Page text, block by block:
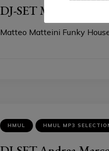
DJ-SET Matteo
Matteo Matteini Funky
HMUL HMUL MP3